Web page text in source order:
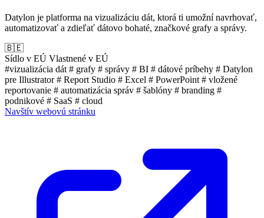
Datylon je platforma na vizualizáciu dát, ktorá ti umožní navrhovať,
automatizovať a zdieľať dátovo bohaté, značkové grafy a správy.
🇧🇪
Sídlo v EÚ Vlastnené v EÚ
#vizualizácia dát # grafy # správy # BI # dátové príbehy # Datylon
pre Illustrator# Report Studio # Excel # PowerPoint # vložené
reportovanie # automatizácia správ # šablóny # branding #
podnikové # SaaS # cloud
Navštív webovú stránku